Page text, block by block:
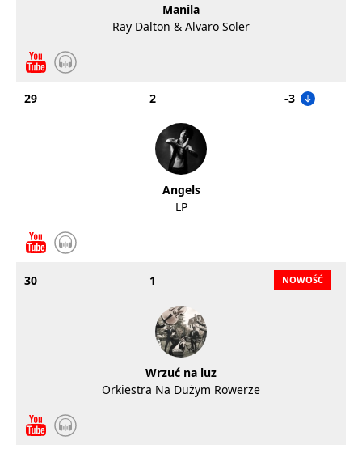
Manila
Ray Dalton & Alvaro Soler
29 2 -3
Angels
LP
30 1
Wrzuć na luz
Orkiestra Na Dużym Rowerze